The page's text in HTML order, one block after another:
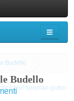
Budello
Budello